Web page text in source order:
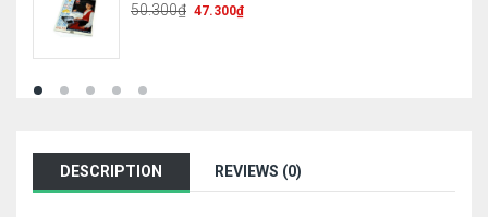
50.300₫ 47.300₫
DESCRIPTION REVIEWS (0)